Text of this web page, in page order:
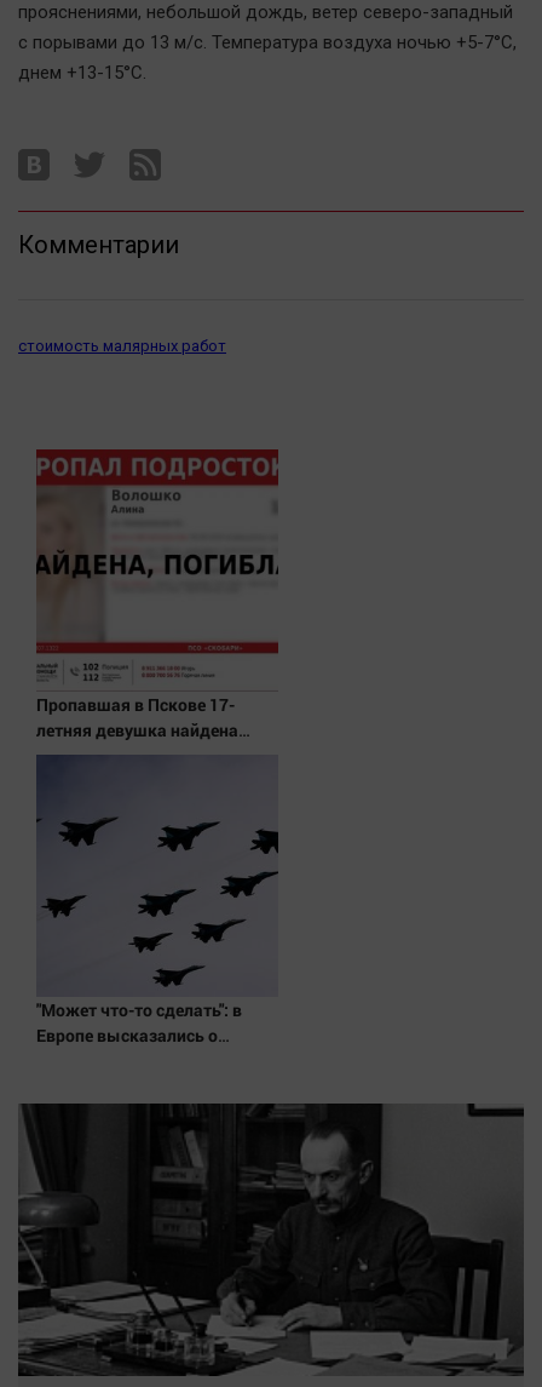
Гороскоп
Дети
Качество жизни
Конкурс
Обсуждаем
Последняя инстанция
Светская жизнь
Точка на карте
прояснениями, небольшой дождь, ветер северо-западный
с порывами до 13 м/с. Температура воздуха ночью +5-7°C,
днем +13-15°C.
Комментарии
стоимость малярных работ
Пропавшая в Пскове 17-
летняя девушка найдена
мертвой
"Может что-то сделать": в
Европе высказались о